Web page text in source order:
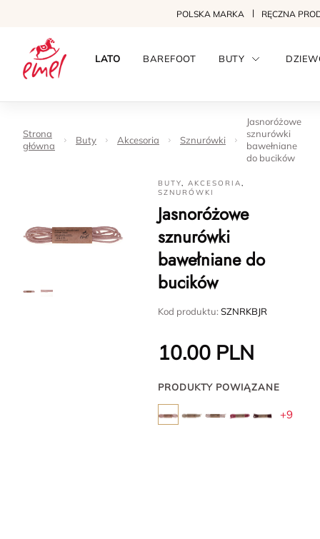
POLSKA MARKA RĘCZNA
LATO BAREFOOT BUTY
Strona
główna
Buty Akcesoria Sznurówki
Jasnoróżowe
sznurówki
bawełniane
do bucików
BUTY,AKCESORIA,
SZNURÓWKI
Jasnoróżowe
sznurówki
bawełniane do
bucików
Kod produktu:SZNRKBJR
10.00 PLN
PRODUKTY POWIĄZANE
+9